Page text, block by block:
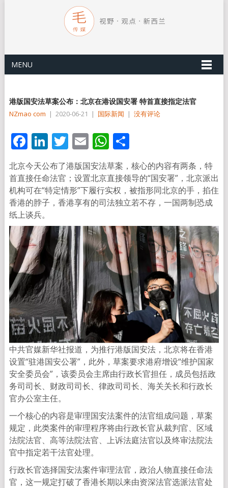
MENU
港版国安法草案公布：北京在港设国安署 特首直接指定法官
NZmao com | 2020-06-21 | 国际新闻 | 没有评论
Facebook
LinkedIn
Twitter
EmailWhatsApp
分
享
北京今天公布了港版国安法草案，核心的内容有两条，特
首直接任命法官；设置北京直接领导的“国安署”，北京派出
机构可在“特定情形”下履行实权，被指形同北京的手，掐住
香港的脖子，香港享有的司法独立若不存，一国两制恐成
纸上谈兵。
中共官媒新华社报道，为推行港版国安法，北京将在香港
设置“驻港国安公署”，此外，草案要求港府增设“维护国家
安全委员会”，该委员会主席由行政长官担任，成员包括政
务司司长、财政司司长、律政司司长、海关关长和行政长
官办公室主任。
一个核心的内容是审理国安法案件的法官组成问题，草案
规定，此类案件的审理程序将由行政长官从裁判官、区域
法院法官、高等法院法官、上诉法庭法官以及终审法院法
官中指定若干法官处理。
行政长官选择国安法案件审理法官，政治人物直接任命法
官，这一规定打破了香港长期以来由资深法官选派法官处